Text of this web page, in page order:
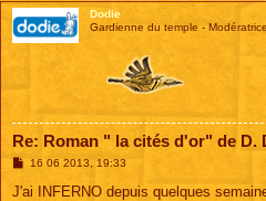
Dodie
Gardienne du temple -
Re: Roman " la cités d'or" de D.
M
s
16 06 2013, 19:33
J'ai INFERNO depuis quelques